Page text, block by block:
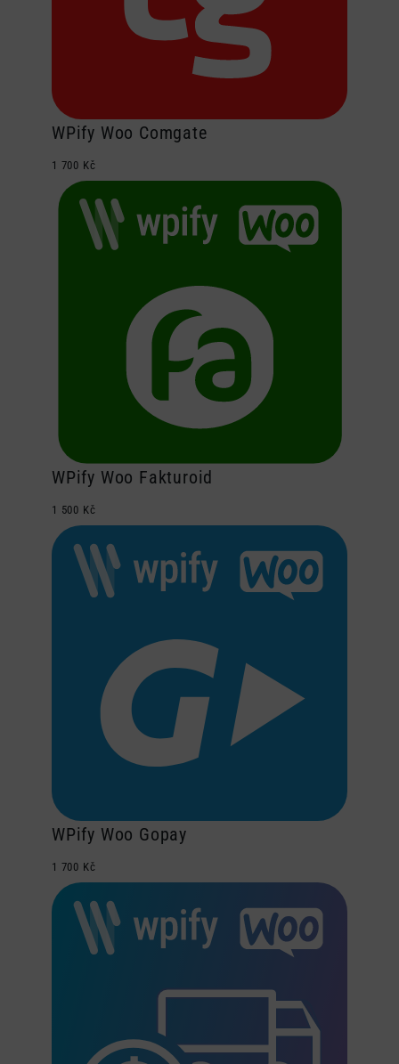
WPify Woo Comgate
1 700 Kč
WPify Woo Fakturoid
1 500 Kč
WPify Woo Gopay
1 700 Kč